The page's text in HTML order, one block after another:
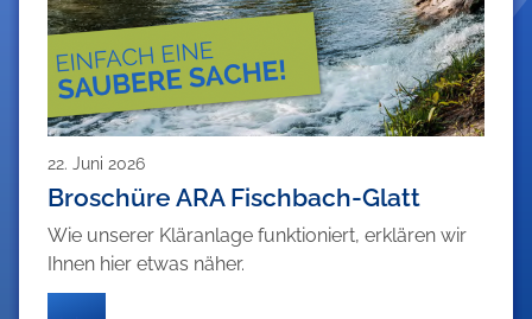
22. Juni 2026
Broschüre ARA Fischbach-Glatt
Wie unserer Kläranlage funktioniert, erklären wir
Ihnen hier etwas näher.